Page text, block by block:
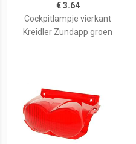
€ 3.64
Cockpitlampje vierkant
Kreidler Zundapp groen